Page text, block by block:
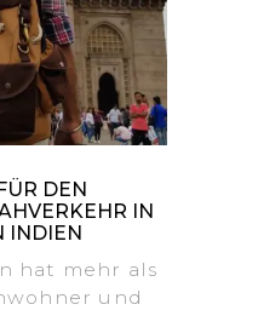
DEN
IN
INDIEN
hat mehr als
und